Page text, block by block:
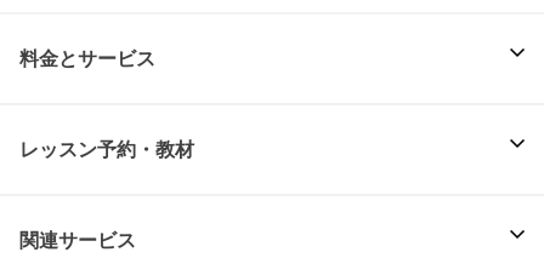
料金とサービス
レッスン予約・教材
関連サービス